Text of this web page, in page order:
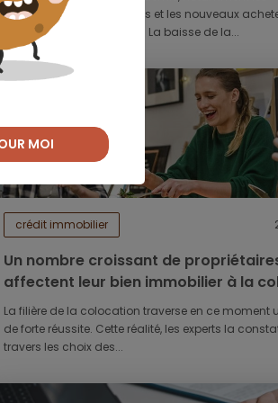
confinements, les Parisiens et les nouveaux
détournent de la capitale. La baisse de la...
crédit immobilier
Un nombre croissant de
affectent leur bien immobilier à la
La filière de la colocation traverse en ce moment
de forte réussite. Cette réalité, les experts la
travers les choix des...
MOI